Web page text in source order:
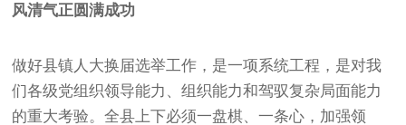
风清气正圆满成功
做好县镇人大换届选举工作，是一项系统工程，是对我
们各级党组织领导能力、组织能力和驾驭复杂局面能力
的重大考验。全县上下必须一盘棋、一条心，加强领